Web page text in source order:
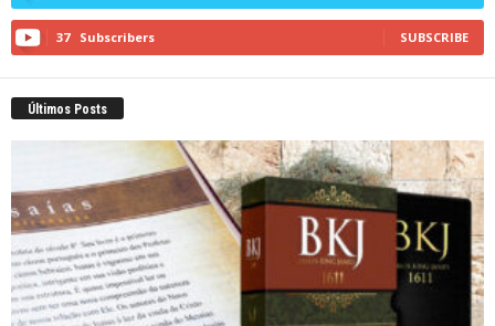
37 Subscribers SUBSCRIBE
Últimos Posts